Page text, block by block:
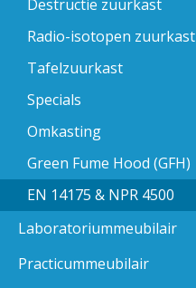
Destructie zuurkast
Radio-isotopen zuurkast
Tafelzuurkast
Specials
Omkasting
Green Fume Hood (GFH)
EN 14175 & NPR 4500
Laboratoriummeubilair
Practicummeubilair